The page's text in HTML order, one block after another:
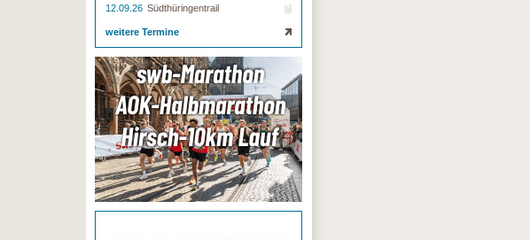
12.09.26 Südthüringentrail
weitere Termine